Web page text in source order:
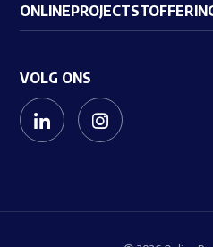
VOLG ONS